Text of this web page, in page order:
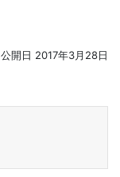
公開日 2017年3月28日